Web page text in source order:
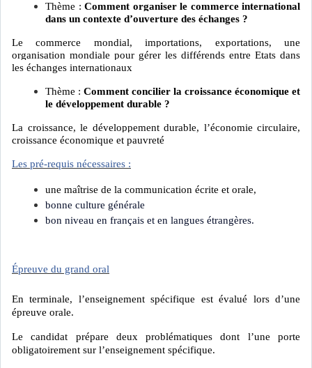
Thème : Comment organiser le commerce international
dans un contexte d’ouverture des échanges ?
Le commerce mondial, importations, exportations, une
organisation mondiale pour gérer les différends entre Etats dans
les échanges internationaux
Thème : Comment concilier la croissance économique et
le développement durable ?
La croissance, le développement durable, l’économie circulaire,
croissance économique et pauvreté
Les pré-requis nécessaires :
une maîtrise de la communication écrite et orale,
bonne culture générale
bon niveau en français et en langues étrangères.
Épreuve du grand oral
En terminale, l’enseignement spécifique est évalué lors d’une
épreuve orale.
Le candidat prépare deux problématiques dont l’une porte
obligatoirement sur l’enseignement spécifique.